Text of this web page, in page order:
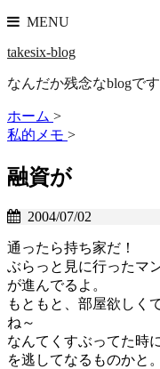
MENU
takesix-blog
なんだか残念なblogです
ホーム >
私的メモ >
融資が
2004/07/02
通ったら持ち家だ！
ぶらっと見に行ったマ
が進んでるよ。
もともと、部屋欲しく
ね～
なんてくすぶってた時
を逃してなるものかと。